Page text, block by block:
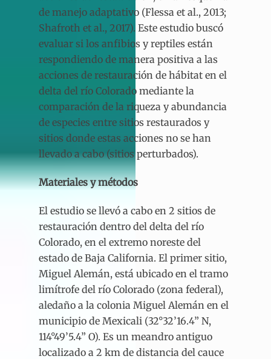
de manejo adaptativo (Flessa et al., 2013;
Shafroth et al., 2017). Este estudio buscó
evaluar si los anfibios y reptiles están
respondiendo de manera positiva a las
acciones de restauración de hábitat en el
delta del río Colorado mediante la
comparación de la riqueza y abundancia
de especies entre sitios restaurados y
sitios donde estas acciones no se han
llevado a cabo (sitios perturbados).
Materiales y métodos
El estudio se llevó a cabo en 2 sitios de
restauración dentro del delta del río
Colorado, en el extremo noreste del
estado de Baja California. El primer sitio,
Miguel Alemán, está ubicado en el tramo
limítrofe del río Colorado (zona federal),
aledaño a la colonia Miguel Alemán en el
municipio de Mexicali (32°32’16.4” N,
114°49’5.4” O). Es un meandro antiguo
localizado a 2 km de distancia del cauce